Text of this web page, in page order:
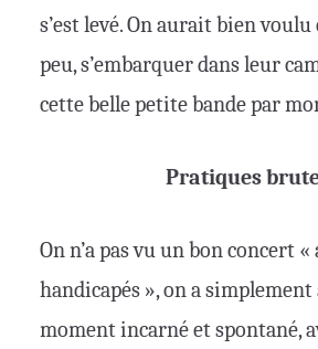
s’est levé. On aurait bien
peu, s’embarquer dans leur
cette belle petite bande par
Pratiques
On n’a pas vu un bon concert «
handicapés », on a simplement
moment incarné et spontané,